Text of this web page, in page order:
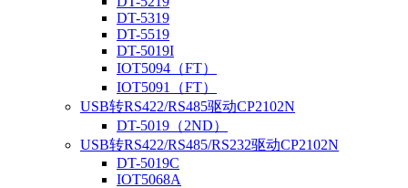
DT-5319
DT-5519
DT-5019I
IOT5094（FT）
IOT5091（FT）
USB转RS422/RS485驱动CP2102N
DT-5019（2ND）
USB转RS422/RS485/RS232驱动CP2102N
DT-5019C
IOT5068A